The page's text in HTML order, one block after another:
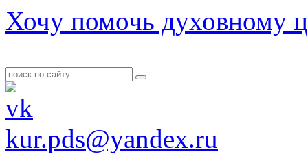
Хочу помочь духовному
kur.pds@yandex.ru